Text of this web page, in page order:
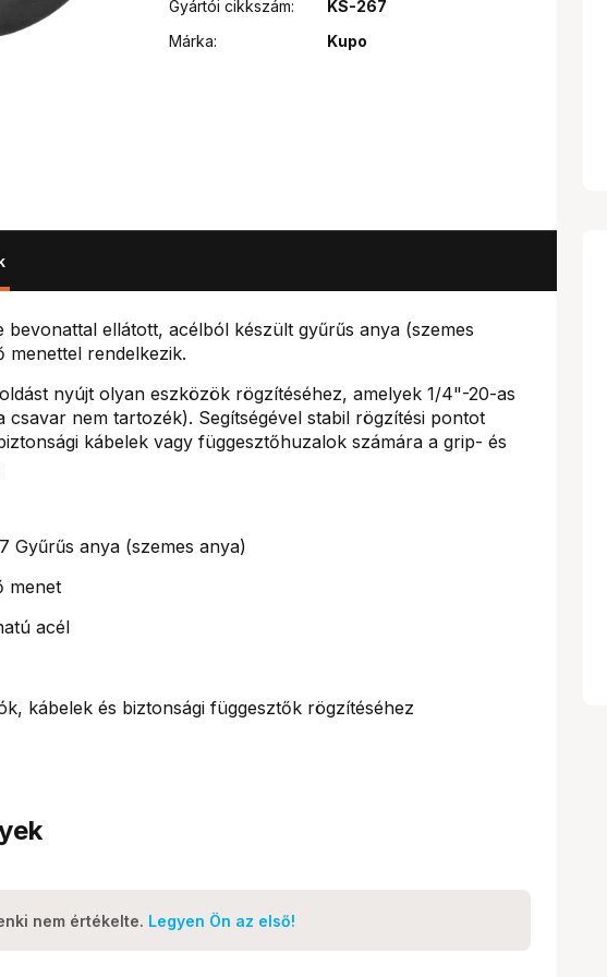
Gyártói cikkszám:
KS-267
Márka:
Kupo
bevonattal ellátott, acélból készült gyűrűs anya (szemes
menettel rendelkezik.
nyújt olyan eszközök rögzítéséhez, amelyek 1/4"-20-as
csavar nem tartozék). Segítségével stabil rögzítési pontot
kábelek vagy függesztőhuzalok számára a grip- és
Gyűrűs anya (szemes anya)
menet
acél
kábelek és biztonsági függesztők rögzítéséhez
nem értékelte. Legyen Ön az első!